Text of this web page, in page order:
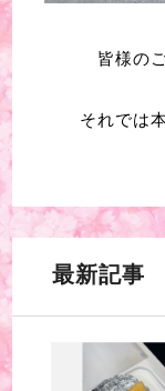
皆様の
それでは
最新記事